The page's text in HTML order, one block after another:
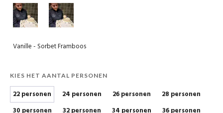
Vanille - Sorbet Framboos
KIES HET AANTAL PERSONEN
22 personen 24 personen 26 personen
28 personen